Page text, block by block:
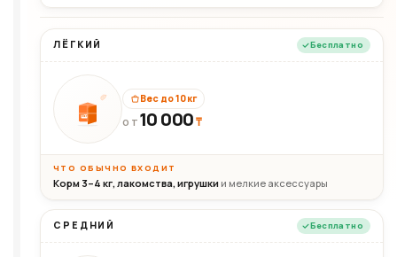
ЛЁГКИЙ Бесплатно
10кг
Вес до 10 кг
ОТ 10 000₸
ЧТО ОБЫЧНО ВХОДИТ
Корм 3–4 кг, лакомства, игрушки и мелкие аксессуары
СРЕДНИЙ Бесплатно